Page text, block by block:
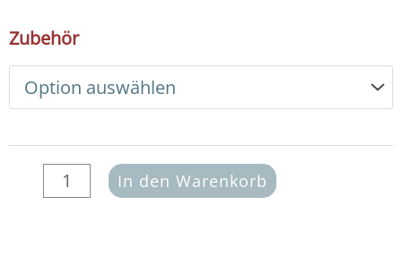
Zubehör
DIY
Armband
Basic
Set
Glasperlen
In den Warenkorb